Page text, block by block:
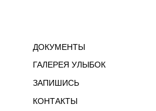
ДОКУМЕНТЫ
ГАЛЕРЕЯ УЛЫБОК
ЗАПИШИСЬ
КОНТАКТЫ